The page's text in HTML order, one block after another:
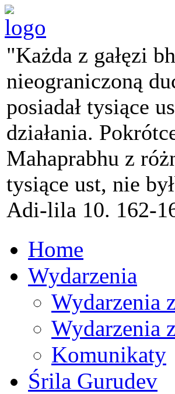
"Każda z gałęzi
nieograniczoną
posiadał tysiące
działania.
Mahaprabhu z
tysiące ust, nie
Adi-lila 10. 162-
Home
Wydarzenia
Wydarzenia
Wydarzenia
Komunikaty
Śrila Gurudev